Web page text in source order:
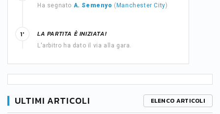
Ha segnato A. Semenyo ( Manchester City)
LA PARTITA È INIZIATA!
L'arbitro ha dato il via alla gara.
1'
ULTIMI ARTICOLI ELENCO ARTICOLI